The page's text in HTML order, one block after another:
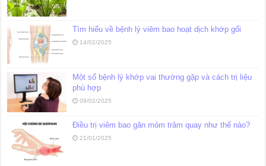
Tìm hiểu về bệnh lý viêm bao hoạt dịch khớp gối
14/02/2025
Một số bệnh lý khớp vai thường gặp và cách trị liệu
phù hợp
09/02/2025
Điều trị viêm bao gân mỏm trâm quay như thế nào?
21/01/2025